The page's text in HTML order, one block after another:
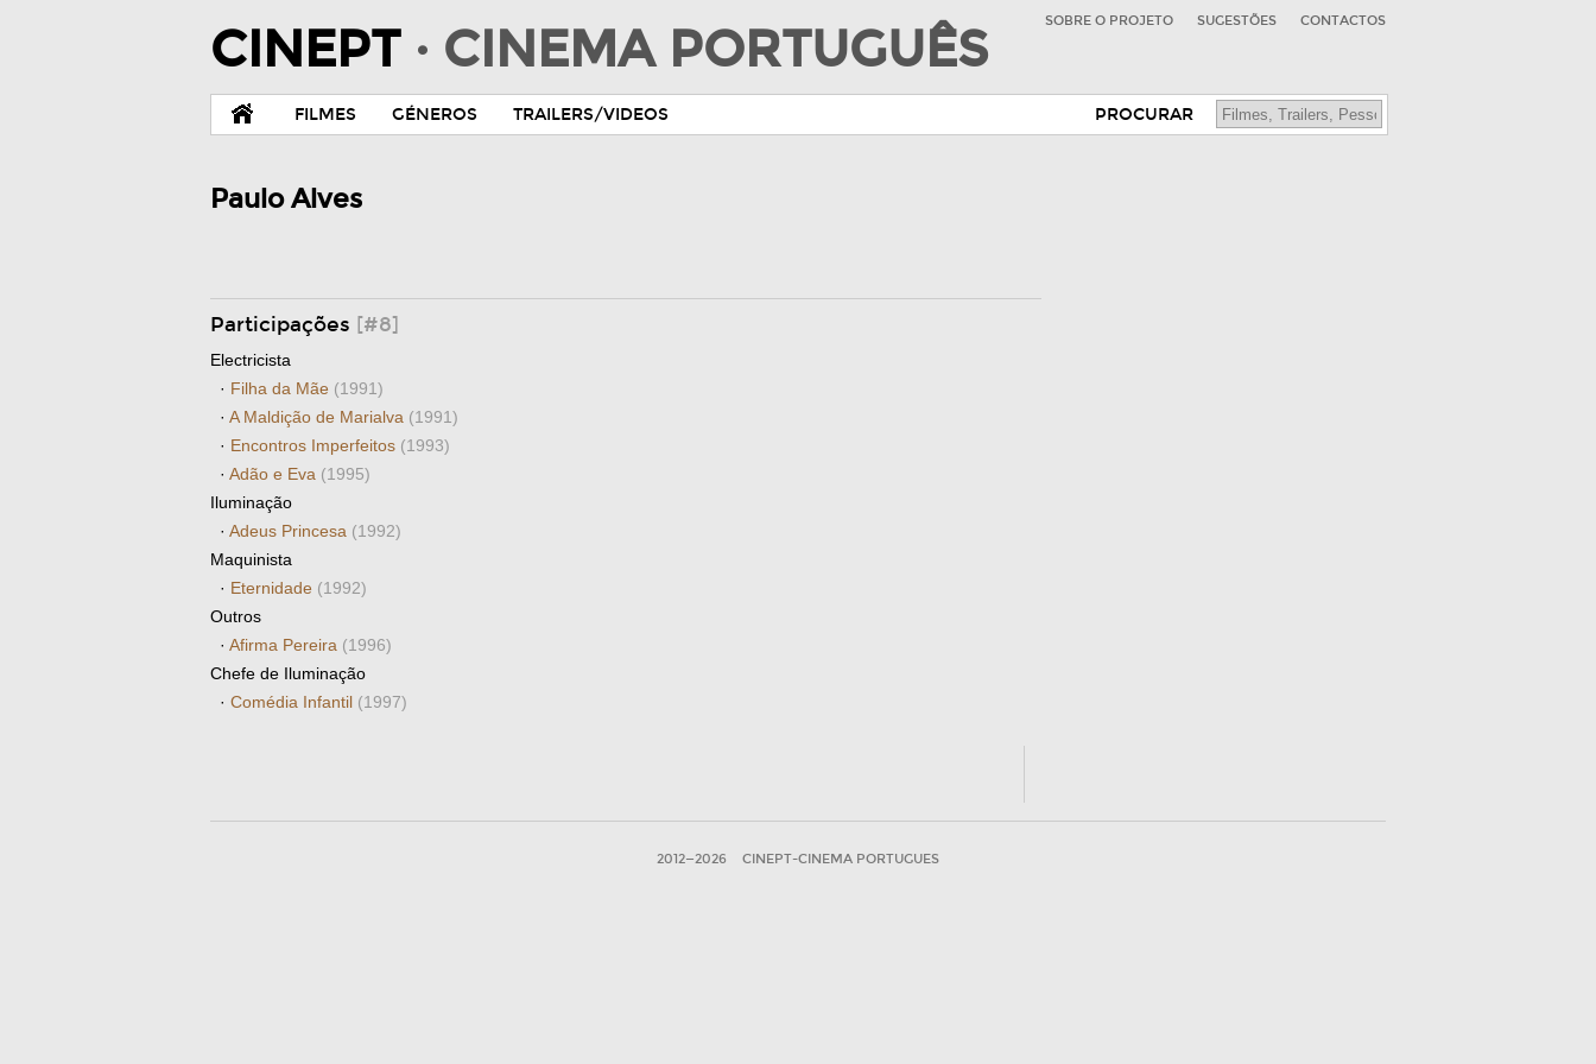
CINEPT · CINEMA PORTUGUÊS SOBRE O PROJETO SUGESTÕES CONTACTOS
FILMES GÉNEROS TRAILERS/VIDEOS PROCURAR
Paulo Alves
Participações [#8]
Electricista
· Filha da Mãe (1991)
· A Maldição de Marialva (1991)
· Encontros Imperfeitos (1993)
· Adão e Eva (1995)
Iluminação
· Adeus Princesa (1992)
Maquinista
· Eternidade (1992)
Outros
· Afirma Pereira (1996)
Chefe de Iluminação
· Comédia Infantil (1997)
2012—2026 CINEPT-CINEMA PORTUGUES